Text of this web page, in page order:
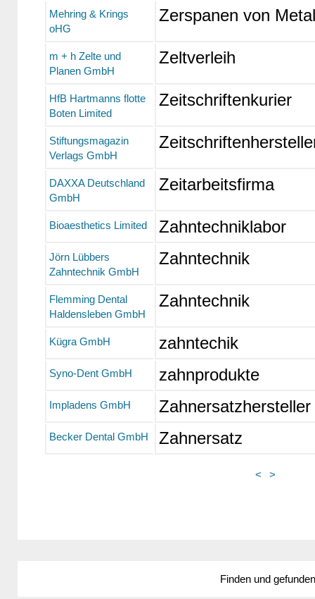
Mehring & Krings
oHG
Zerspanen von
m + h Zelte und
Planen GmbH
Zeltverleih
HfB Hartmanns flotte
Boten Limited
Zeitschriftenkurier
Stiftungsmagazin
Verlags GmbH
DAXXA Deutschland
GmbH
Zeitarbeitsfirma
Bioaesthetics Limited Zahntechniklabor
Jörn Lübbers
Zahntechnik GmbH
Zahntechnik
Flemming Dental
Haldensleben GmbH
Zahntechnik
Kügra GmbH zahntechik
Syno-Dent GmbH zahnprodukte
Impladens GmbH Zahnersatzhersteller
Becker Dental GmbH Zahnersatz
< >
Finden und